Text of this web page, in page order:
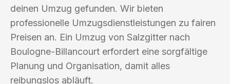
deinen Umzug gefunden. Wir bieten
professionelle Umzugsdienstleistungen zu fairen
Preisen an. Ein Umzug von Salzgitter nach
Boulogne-Billancourt erfordert eine sorgfältige
Planung und Organisation, damit alles
reibungslos abläuft.